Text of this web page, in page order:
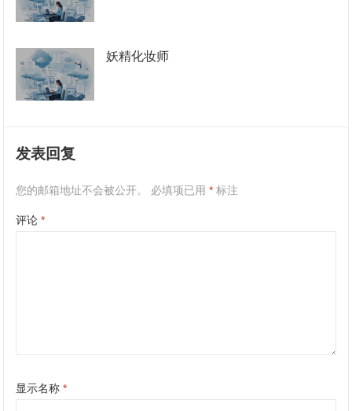
妖精化妆师
发表回复
您的邮箱地址不会被公开。 必填项已用* 标注
评论*
显示名称*